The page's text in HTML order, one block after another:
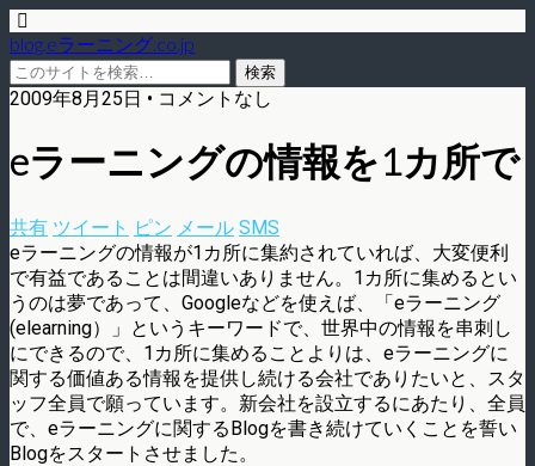
blog.eラーニング.co.jp
2009年8月25日 • コメントなし
eラーニングの情報を1カ所で
共有 ツイート ピン メール SMS
eラーニングの情報が1カ所に集約されていれば、大変便利
で有益であることは間違いありません。1カ所に集めるとい
うのは夢であって、Googleなどを使えば、「eラーニング
(elearning）」というキーワードで、世界中の情報を串刺し
にできるので、1カ所に集めることよりは、eラーニングに
関する価値ある情報を提供し続ける会社でありたいと、スタ
ッフ全員で願っています。新会社を設立するにあたり、全員
で、eラーニングに関するBlogを書き続けていくことを誓い
Blogをスタートさせました。